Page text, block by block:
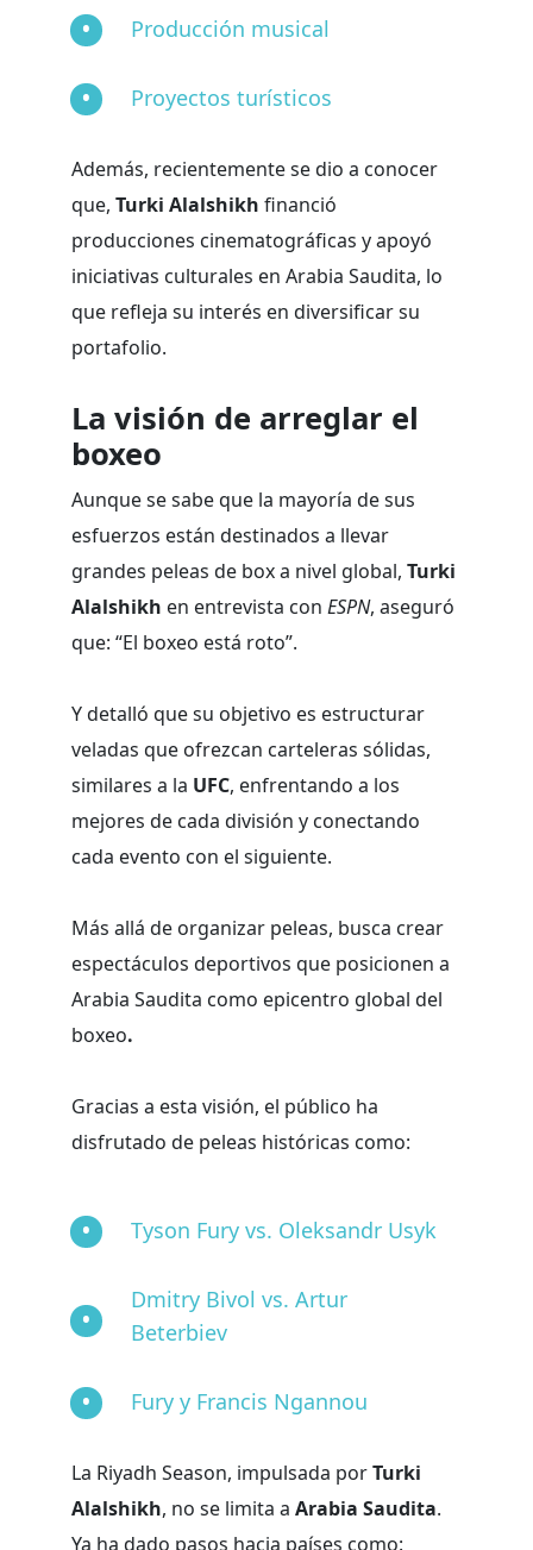
Producción musical
Proyectos turísticos
Además, recientemente se dio a conocer
que, Turki Alalshikh financió
producciones cinematográficas y apoyó
iniciativas culturales en Arabia Saudita, lo
que refleja su interés en diversificar su
portafolio.
La visión de arreglar el
boxeo
Aunque se sabe que la mayoría de sus
esfuerzos están destinados a llevar
grandes peleas de box a nivel global, Turki
Alalshikh en entrevista con ESPN, aseguró
que: “El boxeo está roto”.
Y detalló que su objetivo es estructurar
veladas que ofrezcan carteleras sólidas,
similares a la UFC, enfrentando a los
mejores de cada división y conectando
cada evento con el siguiente.
Más allá de organizar peleas, busca crear
espectáculos deportivos que posicionen a
Arabia Saudita como epicentro global del
boxeo.
Gracias a esta visión, el público ha
disfrutado de peleas históricas como:
Tyson Fury vs. Oleksandr Usyk
Dmitry Bivol vs. Artur
Beterbiev
Fury y Francis Ngannou
La Riyadh Season, impulsada porTurki
Alalshikh, no se limita a Arabia Saudita.
Ya ha dado pasos hacia países como: